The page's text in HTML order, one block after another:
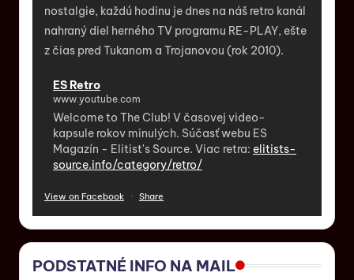
nostalgie, každú hodinu je dnes na náš retro kanál
nahraný diel herného TV programu RE-PLAY, ešte
z čias pred Tukanom a Trojanovou (rok 2010).
ES Retro
www.youtube.com
Welcome to The Club! V časovej video-
kapsule rokov minulých. Súčasť webu ES
Magazín - Elitist's Source. Viac retra: elitists-
source.info/category/retro/
View on Facebook · Share
PODSTATNÉ INFO NA MAIL